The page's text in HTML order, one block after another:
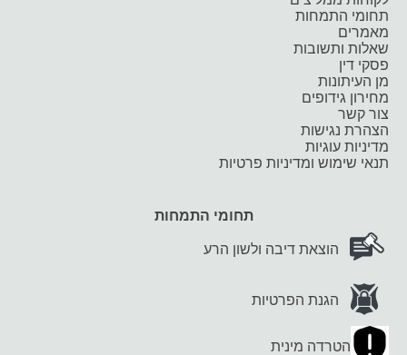
תחומי התמחות
מאמרים
שאלות ותשובות
פסקי דין
מן העיתונות
מחירון גידופים
צור קשר
הצהרת נגישות
מדיניות עוגיות
תנאי שימוש ומדיניות פרטיות
תחומי התמחות
הוצאת דיבה ולשון הרע
הגנת הפרטיות
הטרדה מינית